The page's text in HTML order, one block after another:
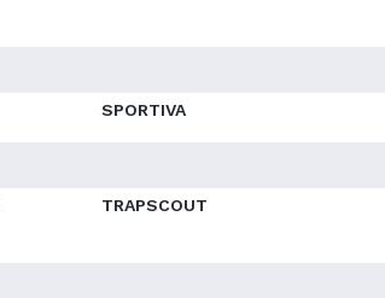
SPORTIVA
TRAPSCOUT